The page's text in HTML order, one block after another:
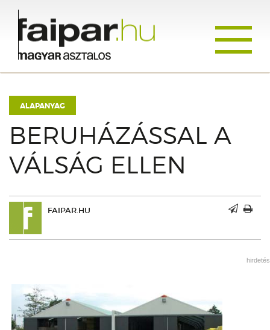
ALAPANYAG
BERUHÁZÁSSAL A
VÁLSÁG ELLEN
FAIPAR.HU
hirdetés